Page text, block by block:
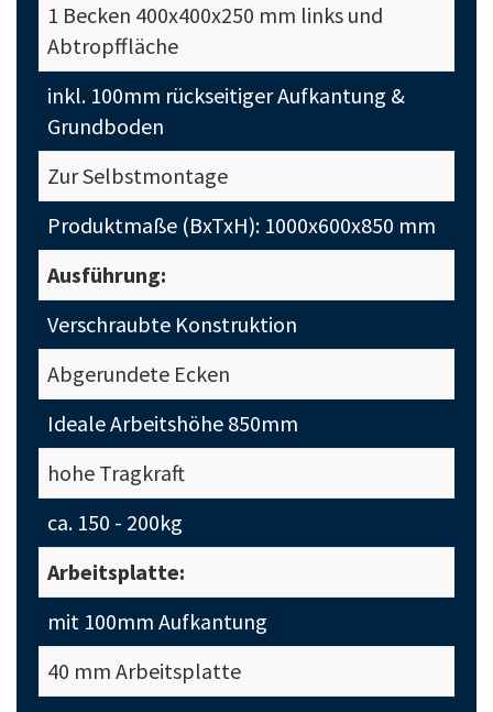
1 Becken 400x400x250 mm links und
Abtropffläche
inkl. 100mm rückseitiger Aufkantung &
Grundboden
Zur Selbstmontage
Produktmaße (BxTxH): 1000x600x850 mm
Ausführung:
Verschraubte Konstruktion
Abgerundete Ecken
Ideale Arbeitshöhe 850mm
hohe Tragkraft
ca. 150 - 200kg
Arbeitsplatte:
mit 100mm Aufkantung
40 mm Arbeitsplatte